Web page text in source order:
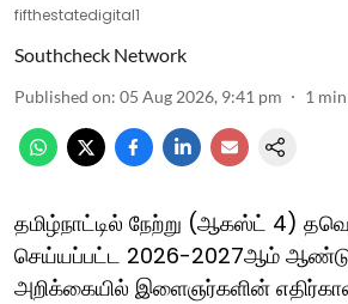
fifthestatedigital1
Southcheck Network
Published on: 05 Aug 2026, 9:41 pm 1
தமிழ்நாட்டில் நேற்று (ஆகஸ்ட் 4)
செய்யப்பட்ட 2026-2027ஆம்
அறிக்கையில் இளைஞர்களின்